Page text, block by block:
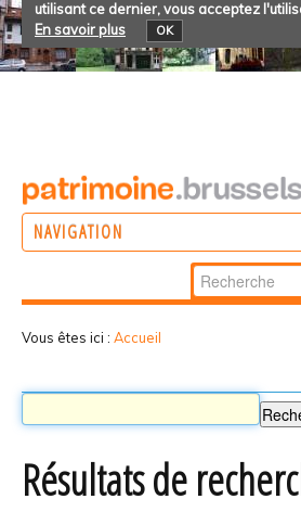
utilisant ce dernier, vous acceptez
En savoir plus
OK
NAVIGATION
Chercher par
Recherche
Vous êtes ici : Accueil
Résultats de